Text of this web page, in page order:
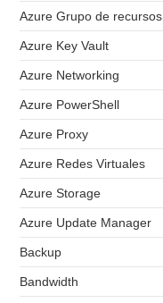
Azure Grupo de recursos
Azure Key Vault
Azure Networking
Azure PowerShell
Azure Proxy
Azure Redes Virtuales
Azure Storage
Azure Update Manager
Backup
Bandwidth